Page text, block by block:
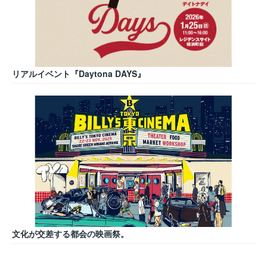
リアルイベント『Daytona DAYS』
文化が交差する都会の映画祭。